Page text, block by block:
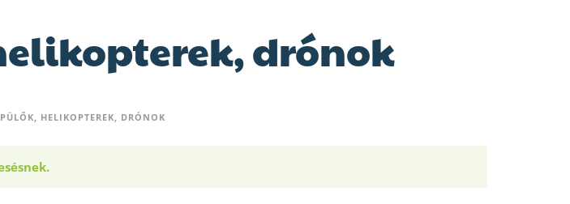
drónok
HELIKOPTEREK, DRÓNOK